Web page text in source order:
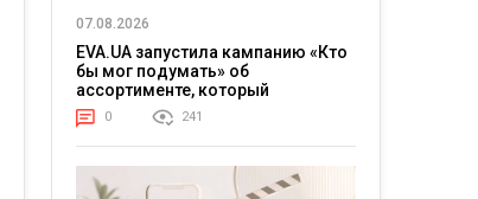
07.08.2026
EVA.UA запустила кампанию «Кто
бы мог подумать» об
ассортименте, который
покупатели не ожидают увидеть
на платформе
0 241